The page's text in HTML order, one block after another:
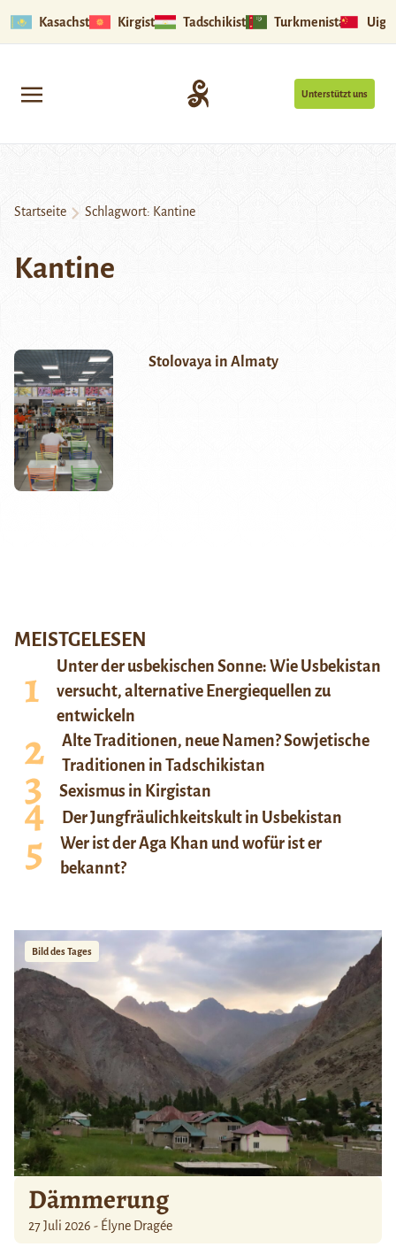
Kasachstan Kirgistan Tadschikistan Turkmenistan
Unterstützt uns
Startseite Schlagwort: Kantine
Kantine
Stolovaya in Almaty
MEISTGELESEN
Unter der usbekischen Sonne: Wie Usbekistan
versucht, alternative Energiequellen zu
entwickeln
Alte Traditionen, neue Namen? Sowjetische
Traditionen in Tadschikistan
Sexismus in Kirgistan
Der Jungfräulichkeitskult in Usbekistan
Wer ist der Aga Khan und wofür ist er
bekannt?
Bild des Tages
Dämmerung
27 Juli 2026 - Élyne Dragée